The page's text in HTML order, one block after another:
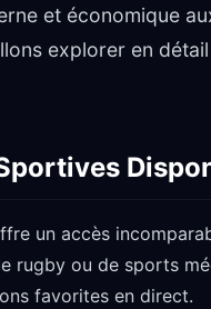
et économique
explorer en
un accès
rugby ou de sports
favorites en direct.